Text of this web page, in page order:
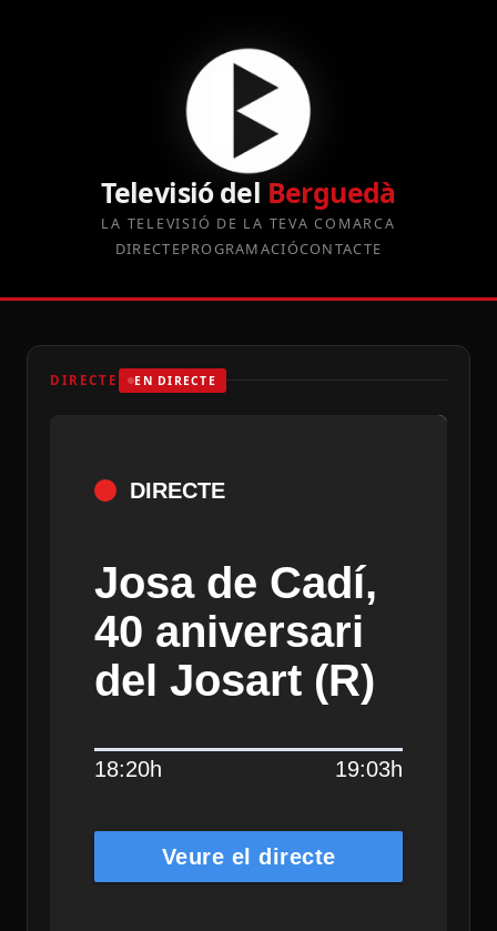
Televisió del Berguedà
LA TELEVISIÓ DE LA TEVA COMARCA
DIRECTEPROGRAMACIÓCONTACTE
DIRECTE EN DIRECTE
DIRECTE
Josa de Cadí,
40 aniversari
del Josart (R)
18:20h 19:03h
Veure el directe